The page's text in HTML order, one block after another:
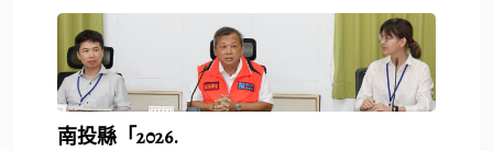
南投縣「2026.